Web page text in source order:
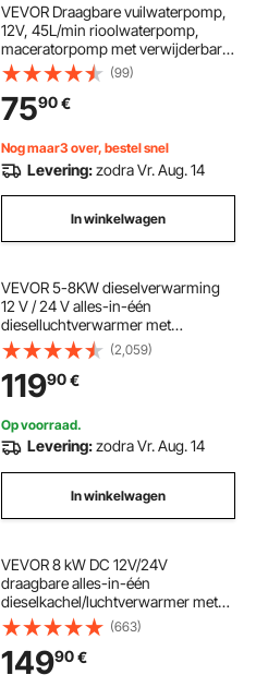
VEVOR Draagbare vuilwaterpomp,
12V, 45L/min rioolwaterpomp,
maceratorpomp met verwijderbare
snelkoppelingsklep, metalen
slangklem, netsnoer, voor camper,
boot, boot en camper
(99)
7590€
Nog maar3 over, bestel snel
Levering:zodra Vr. Aug. 14
In winkelwagen
VEVOR 5-8KW dieselverwarming
12 V / 24 V alles-in-één
dieselluchtverwarmer met
Bluetooth-appbediening,
afstandsbediening, display en CO-
alarm, snel verwarmende verticale
draagbare dieselverwarming
(2,059)
11990€
Op voorraad.
Levering:zodra Vr. Aug. 14
In winkelwagen
VEVOR 8 kW DC 12V/24V
draagbare alles-in-één
dieselkachel/luchtverwarmer met
Bluetooth-bediening,
afstandsbediening en lcd-scherm,
7 liter brandstoftank voor
vrachtwagens, campers en SUV's
(663)
14990€